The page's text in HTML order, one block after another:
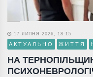
17 ЛИПНЯ 2026, 18:15
АКТУАЛЬНО ЖИТТЯ
НА